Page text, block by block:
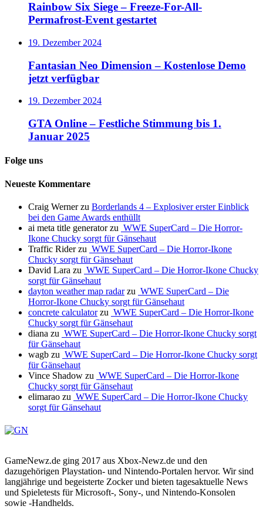
Rainbow Six Siege – Freeze-For-All-
Permafrost-Event gestartet
19. Dezember 2024
Fantasian Neo Dimension – Kostenlose Demo
jetzt verfügbar
19. Dezember 2024
GTA Online – Festliche Stimmung bis 1.
Januar 2025
Folge uns
Neueste Kommentare
Craig Wernerzu Borderlands 4 – Explosiver erster Einblick
bei den Game Awards enthüllt
ai meta title generatorzu WWE SuperCard – Die Horror-
Ikone Chucky sorgt für Gänsehaut
Traffic Riderzu WWE SuperCard – Die Horror-Ikone
Chucky sorgt für Gänsehaut
David Lara zu WWE SuperCard – Die Horror-Ikone Chucky
sorgt für Gänsehaut
dayton weather map radarzu WWE SuperCard – Die
Horror-Ikone Chucky sorgt für Gänsehaut
concrete calculatorzu WWE SuperCard – Die Horror-Ikone
Chucky sorgt für Gänsehaut
diana zu WWE SuperCard – Die Horror-Ikone Chucky sorgt
für Gänsehaut
wagb zu WWE SuperCard – Die Horror-Ikone Chucky sorgt
für Gänsehaut
Vince Shadow zu WWE SuperCard – Die Horror-Ikone
Chucky sorgt für Gänsehaut
elimarao zu WWE SuperCard – Die Horror-Ikone Chucky
sorgt für Gänsehaut
GameNewz.de ging 2017 aus Xbox-Newz.de und den
dazugehörigen Playstation- und Nintendo-Portalen hervor. Wir sind
langjährige und begeisterte Zocker und bieten tagesaktuelle News
und Spieletests für Microsoft-, Sony-, und Nintendo-Konsolen
sowie -Handhelds.